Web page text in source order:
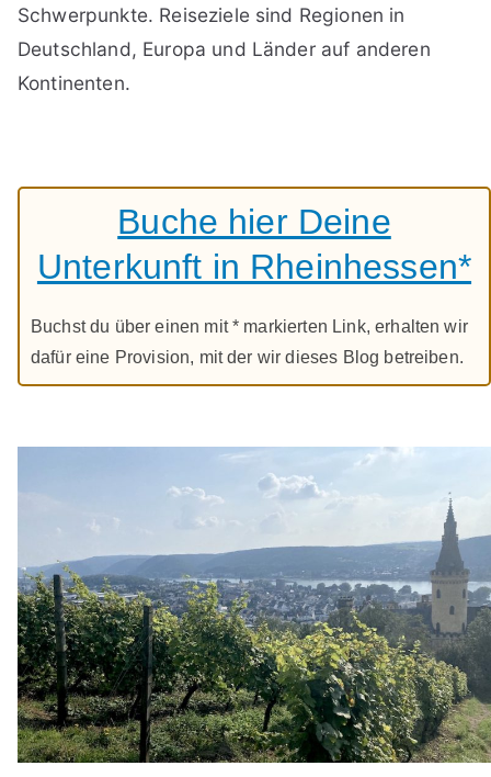
Schwerpunkte. Reiseziele sind Regionen in
Deutschland, Europa und Länder auf anderen
Kontinenten.
Buche hier Deine
Unterkunft in Rheinhessen*
Buchst du über einen mit * markierten Link, erhalten wir
dafür eine Provision, mit der wir dieses Blog betreiben.